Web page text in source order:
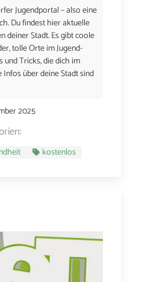
Jugendportal – also eine
Du findest hier aktuelle
deiner Stadt. Es gibt coole
tolle Orte im Jugend-
und Tricks, die dich im
über deine Stadt sind
2025
kostenlos